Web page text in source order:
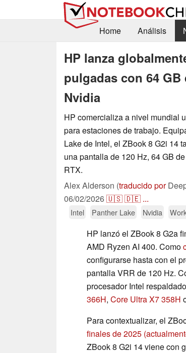
Home
Análisis
HP lanza
pulgadas con 64
Nvidia
HP comercializa a nivel mundial
para estaciones de trabajo.
Lake de Intel, el ZBook 8 G2i 14
una pantalla de 120 Hz, 64 GB
RTX.
Alex Alderson (traducido por
06/02/2026🇺🇸🇩🇪 ...
Intel Panther Lake Nvidia
HP lanzó el ZBook 8 G2a
AMD Ryzen AI 400. Como
configurarse hasta con el
pantalla VRR de 120 Hz.
procesador Intel
366H, Core Ultra X7 358H
Para contextualizar, el
finales de 2025
ZBook 8 G2i 14 viene con